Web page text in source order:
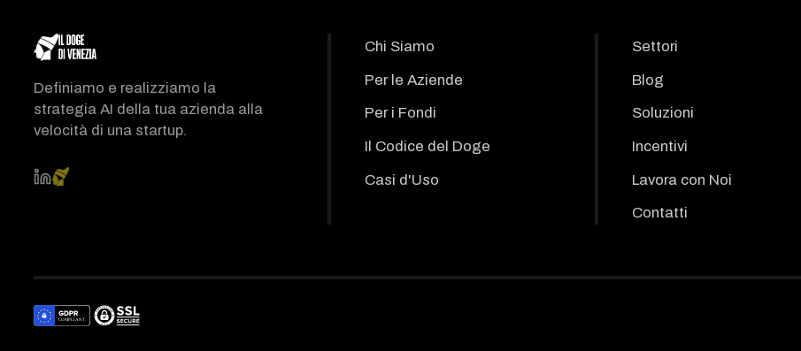
Definiamo e realizziamo la
strategia AI della tua azienda alla
velocità di una startup.
Chi Siamo
Per le Aziende
Per i Fondi
Il Codice del Doge
Casi d'Uso
Settori
Blog
Soluzioni
Incentivi
Lavora con Noi
Contatti